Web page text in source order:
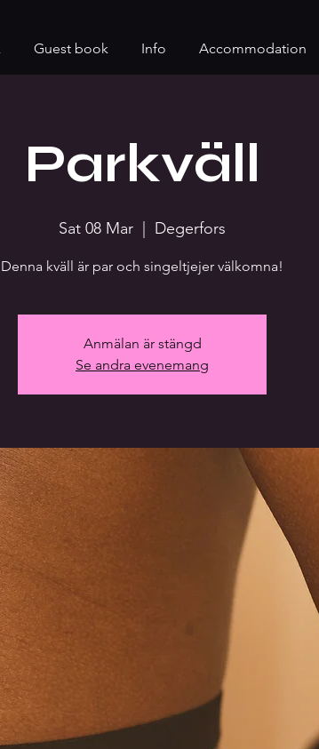
Guest book Info Accommodation
Parkväll
Sat 08 Mar Degerfors
Denna kväll är par och singeltjejer välkomna!
Anmälan är stängd
Se andra evenemang